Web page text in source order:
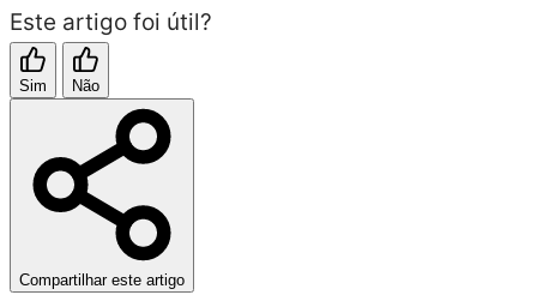
Este artigo foi útil?
Sim Não
Compartilhar este artigo